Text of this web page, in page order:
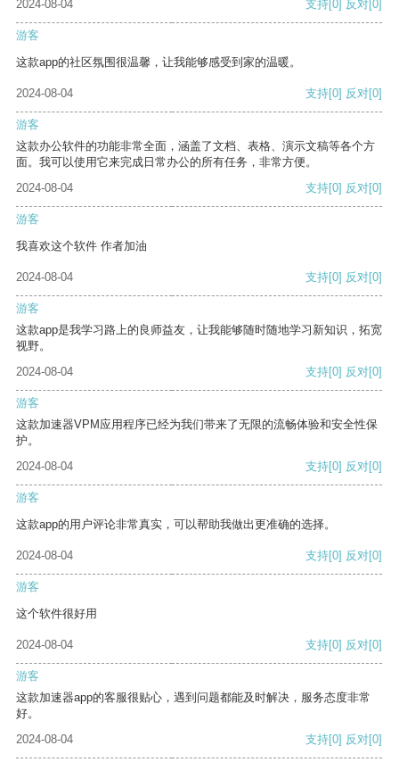
2024-08-04
支持[0] 反对[0]
游客
这款app的社区氛围很温馨，让我能够感受到家的温暖。
2024-08-04 支持[0] 反对[0]
游客
这款办公软件的功能非常全面，涵盖了文档、表格、演示文稿等各个方
面。我可以使用它来完成日常办公的所有任务，非常方便。
2024-08-04
支持[0] 反对[0]
游客
我喜欢这个软件 作者加油
2024-08-04 支持[0] 反对[0]
游客
这款app是我学习路上的良师益友，让我能够随时随地学习新知识，拓宽
视野。
2024-08-04
支持[0] 反对[0]
游客
这款加速器VPM应用程序已经为我们带来了无限的流畅体验和安全性保
护。
2024-08-04
支持[0] 反对[0]
游客
这款app的用户评论非常真实，可以帮助我做出更准确的选择。
2024-08-04 支持[0] 反对[0]
游客
这个软件很好用
2024-08-04 支持[0] 反对[0]
游客
这款加速器app的客服很贴心，遇到问题都能及时解决，服务态度非常
好。
2024-08-04
支持[0] 反对[0]